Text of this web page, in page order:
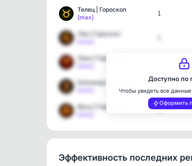
Телец | Гороскоп
[max]
1
Лев | Гороскоп
Овен | Гороскоп
Близнецы | Гороскоп
Весы | Гороскоп
1
Доступно по
Чтобы увидеть все
Оформить
Эффективность последних